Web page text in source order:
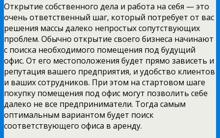
Открытие собственного дела и работа на себя — это
очень ответственный шаг, который потребует от вас
решения массы далеко непростых сопутствующих
проблем. Обычно открытие своего бизнеса начинают
с поиска необходимого помещения под будущий
офис. От его местоположения будет прямо зависеть и
репутация вашего предприятия, и удобство клиентов
и ваших сотрудников. При этом на стартовом шаге
покупку помещения под офис могут позволить себе
далеко не все предприниматели. Тогда самым
оптимальным вариантом будет поиск
соответствующего офиса в аренду.